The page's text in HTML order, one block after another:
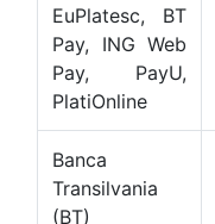
EuPlatesc, BT
Pay, ING Web
Pay, PayU,
PlatiOnline
Banca
Transilvania
(BT)